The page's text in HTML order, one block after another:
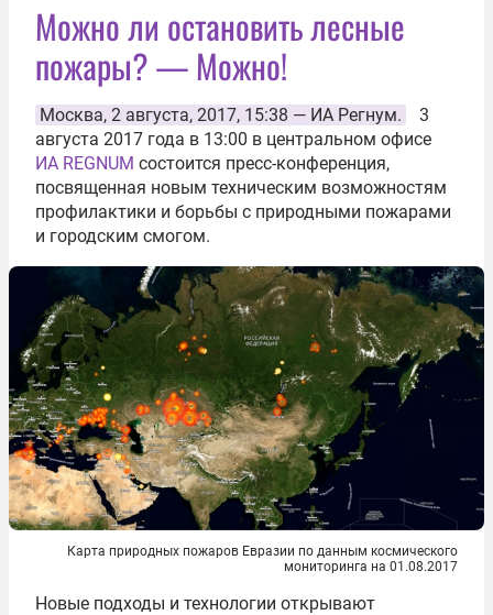
Можно ли остановить лесные
пожары? — Можно!
Москва, 2 августа, 2017, 15:38 — ИА Регнум.
3
августа 2017 года в 13:00 в центральном офисе
ИА REGNUM состоится пресс-конференция,
посвященная новым техническим возможностям
профилактики и борьбы с природными пожарами
и городским смогом.
Карта природных пожаров Евразии по данным космического
мониторинга на 01.08.2017
Новые подходы и технологии открывают